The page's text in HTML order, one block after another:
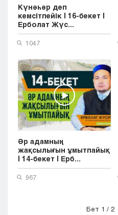
Күнәһәр деп
кемсітпейік | 16-бекет |
Ерболат Жүс...
1047
Әр адамның
жақсылығын ұмытпайық
| 14-бекет | Ерб...
967
Бет 1 / 2